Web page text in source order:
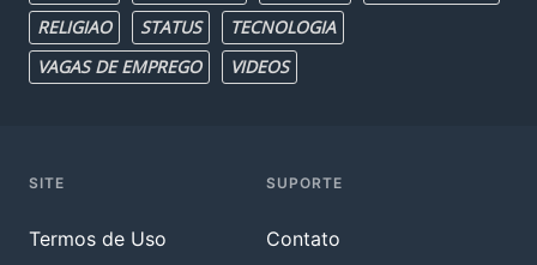
RELIGIAO
STATUS
TECNOLOGIA
VAGAS DE EMPREGO
VIDEOS
SITE
Termos de Uso
SUPORTE
Contato